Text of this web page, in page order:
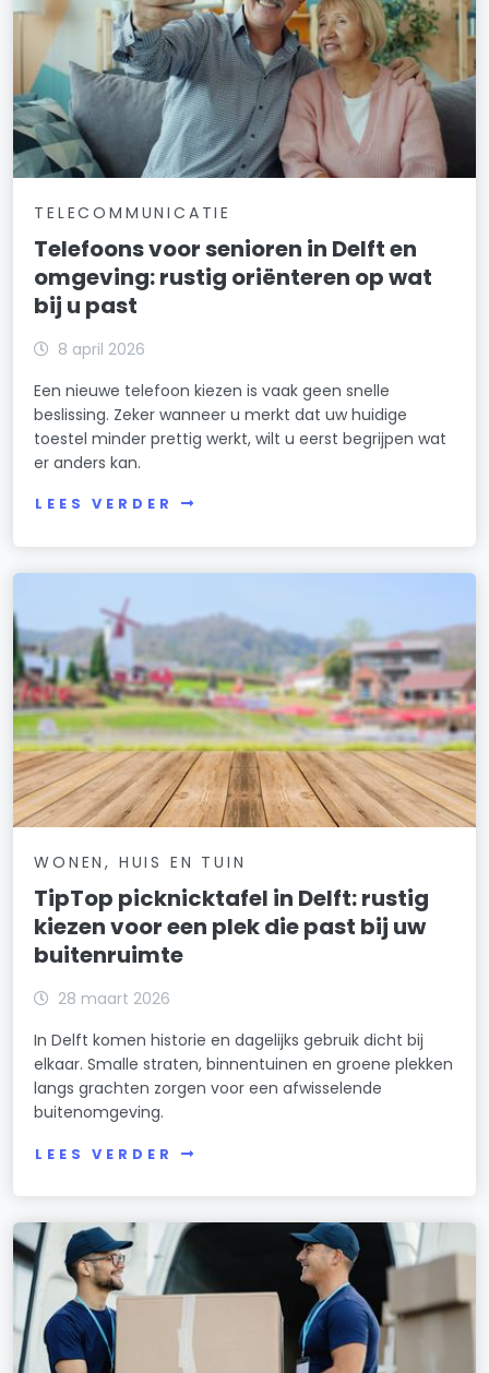
TELECOMMUNICATIE
Telefoons voor senioren in Delft en
omgeving: rustig oriënteren op wat
bij u past
8 april 2026
Een nieuwe telefoon kiezen is vaak geen snelle
beslissing. Zeker wanneer u merkt dat uw huidige
toestel minder prettig werkt, wilt u eerst begrijpen wat
er anders kan.
LEES VERDER
WONEN, HUIS EN TUIN
TipTop picknicktafel in Delft: rustig
kiezen voor een plek die past bij uw
buitenruimte
28 maart 2026
In Delft komen historie en dagelijks gebruik dicht bij
elkaar. Smalle straten, binnentuinen en groene plekken
langs grachten zorgen voor een afwisselende
buitenomgeving.
LEES VERDER